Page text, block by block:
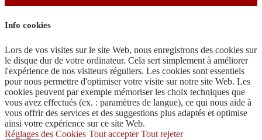
Info cookies
Lors de vos visites sur le site Web, nous enregistrons des cookies sur
le disque dur de votre ordinateur. Cela sert simplement à améliorer
l'expérience de nos visiteurs réguliers. Les cookies sont essentiels
pour nous permettre d'optimiser votre visite sur notre site Web. Les
cookies peuvent par exemple mémoriser les choix techniques que
vous avez effectués (ex. : paramètres de langue), ce qui nous aide à
vous offrir des services et des suggestions plus adaptés et optimise
ainsi votre expérience sur ce site Web.
Réglages des Cookies Tout accepter Tout rejeter